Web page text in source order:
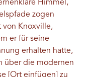
Himmel,
zogen
von Knoxville,
er für seine
erhalten hatte,
über die modernen
[Ort einfügen] zu